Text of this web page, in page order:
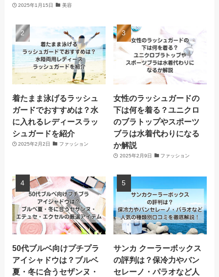
2025年1月15日 美容
着たまま泳げるラッシュ
ガードでおすすめは？水
に入れるレディースラッ
シュガードを紹介
2025年2月2日 ファッション
女性のラッシュガードの
下は何を着る？ユニクロ
のブラトップやスポーツ
ブラは水着代わりになる
か解説
2025年2月9日 ファッション
50代ブルベ向けプチプラ
アイシャドウは？ブルベ
夏・冬に合うセザンヌ・
サンカ クーラーボックス
の評判は？保冷力やバン
セレーノ・パラオなど人